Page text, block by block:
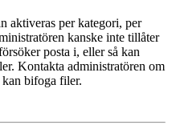
aktiveras per kategori, per
kanske inte tillåter
posta i, eller så kan
Kontakta administratören om
bifoga filer.